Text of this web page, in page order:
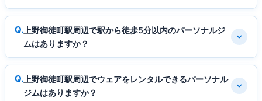
上野御徒町駅周辺で駅から徒歩5分以内のパーソナルジ
ムはありますか？
上野御徒町駅周辺でウェアをレンタルできるパーソナル
ジムはありますか？